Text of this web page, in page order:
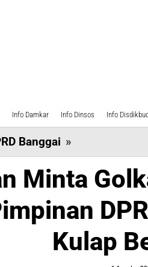
Info Damkar Info Dinsos Info
Banggai »
Minta
Golkar
Banggai
Usulkan
Pimpinan
Minta
Kulap